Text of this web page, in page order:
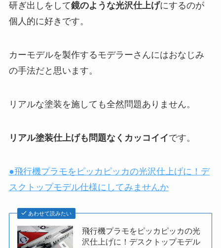
研ぎ出しをして鏡のような光沢仕上げにするのが
個人的に好きです。
カーモデルを製作するモデラーさんにはおなじみ
の手法だと思います。
リアルな塗装を施しても全然問題ありません。
リアル塗装仕上げも問題なくカッコイイです。
●飛行機プラモをピッカピッカの光沢仕上げに！デ
スクトップモデル仕様にしてみませんか
あわせて読みたい
飛行機プラモをピッカピッカの光
沢仕上げに！デスクトップモデル